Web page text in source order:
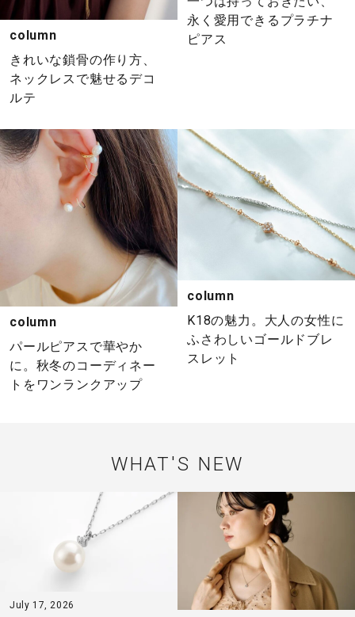
column
きれいな鎖骨の作り方、
ネックレスで魅せるデコ
ルテ
永く愛用できるプラチナ
ピアス
column
パールピアスで華やか
に。秋冬のコーディネー
トをワンランクアップ
column
K18の魅力。大人の女性に
ふさわしいゴールドブレ
スレット
WHAT'S NEW
July 17, 2026